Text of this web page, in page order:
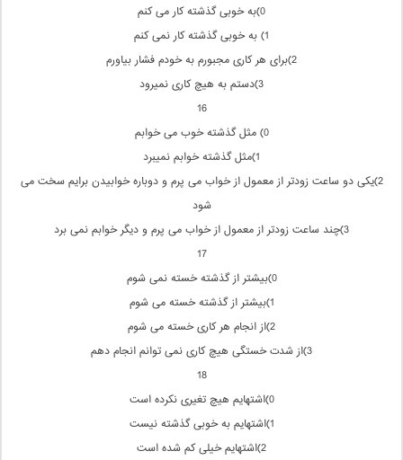
0)به خوبی گذشته كار می كنم
1) به خوبی گذشته كار نمی كنم
2)برای هر كاری مجبورم به خودم فشار بیاورم
3)دستم به هیچ كاری نمیرود
16
0) مثل گذشته خوب می خوابم
1)مثل گذشته خوابم نمیبرد
2)یكی دو ساعت زودتر از معمول از خواب می پرم و دوباره خوابیدن برایم سخت می
شود
3)چند ساعت زودتر از معمول از خواب می پرم و دیگر خوابم نمی برد
17
0)بیشتر از گذشته خسته نمی شوم
1)بیشتر از گذشته خسته می شوم
2)از انجام هر كاری خسته می شوم
3)از شدت خستگی هیچ كاری نمی توانم انجام دهم
18
0)اشتهایم هیچ تغیری نكرده است
1)اشتهایم به خوبی گذشته نیست
2)اشتهایم خیلی كم شده است